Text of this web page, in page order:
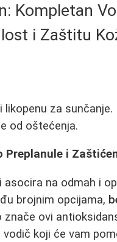
Kompletan
i Zaštitu
za
od oštećenja.
Preplanule i
na odmah i
brojnim opcijama,
ovi
koji će vam